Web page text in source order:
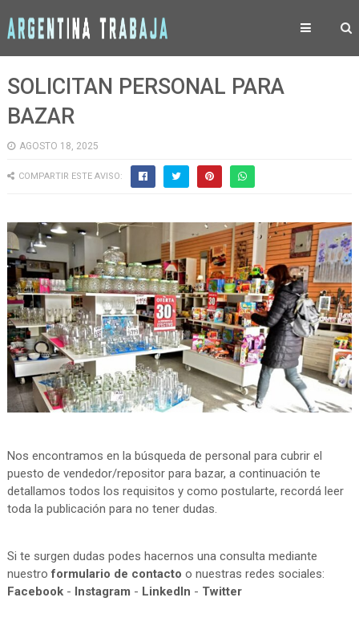
SOLICITAN PERSONAL PARA
BAZAR
AGOSTO 18, 2025
COMPARTIR ESTE AVISO:
Nos encontramos en la búsqueda de personal para cubrir el
puesto de vendedor/repositor para bazar, a continuación te
detallamos todos los requisitos y como postularte, recordá leer
toda la publicación para no tener dudas.
Si te surgen dudas podes hacernos una consulta mediante
nuestroformulario de contacto o nuestras redes sociales:
Facebook- Instagram - LinkedIn - Twitter